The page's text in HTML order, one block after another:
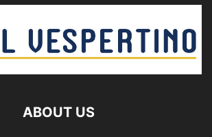
ABOUT US